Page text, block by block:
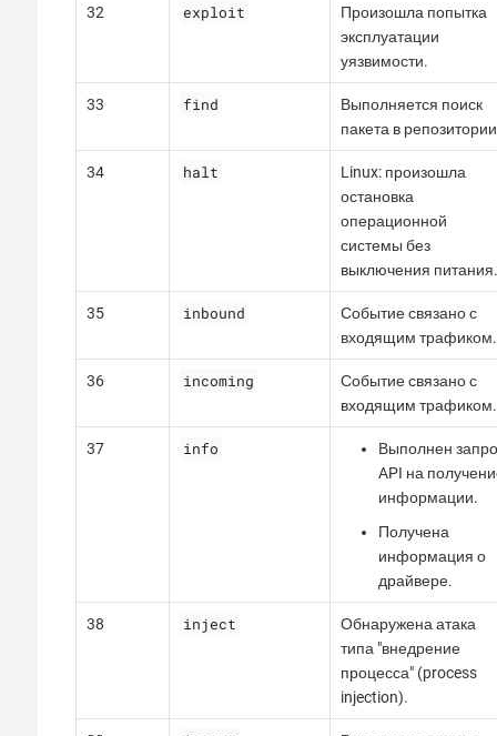
32 exploit
Произошла попытка
эксплуатации
уязвимости.
33 find
Выполняется поиск
пакета в
34 halt
Linux: произошла
остановка
операционной
системы без
выключения питания.
35 inbound
Событие связано с
входящим трафиком.
36 incoming
Событие связано с
входящим трафиком.
37 info
Выполнен
API на
информации.
Получена
информация о
драйвере.
38 inject
Обнаружена атака
типа "внедрение
процесса" (process
injection).